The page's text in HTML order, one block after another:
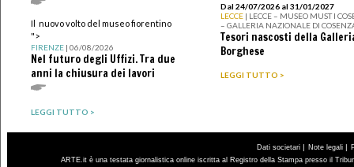
Il nuovo volto del museo fiorentino
">
FIRENZE| 06/08/2026
Nel futuro degli Uffizi. Tra due
anni la chiusura dei lavori
LEGGI TUTTO >
Dal 24/07/2026 al 31/01/2027
LECCE | LECCE – MUSEO MUST I
– GALLERIA NAZIONALE DI
Tesori nascosti della
Borghese
LEGGI TUTTO >
Dati societari | Note legali |
ARTE.it è una testata giornalistica online iscritta al Registro della Stampa presso il